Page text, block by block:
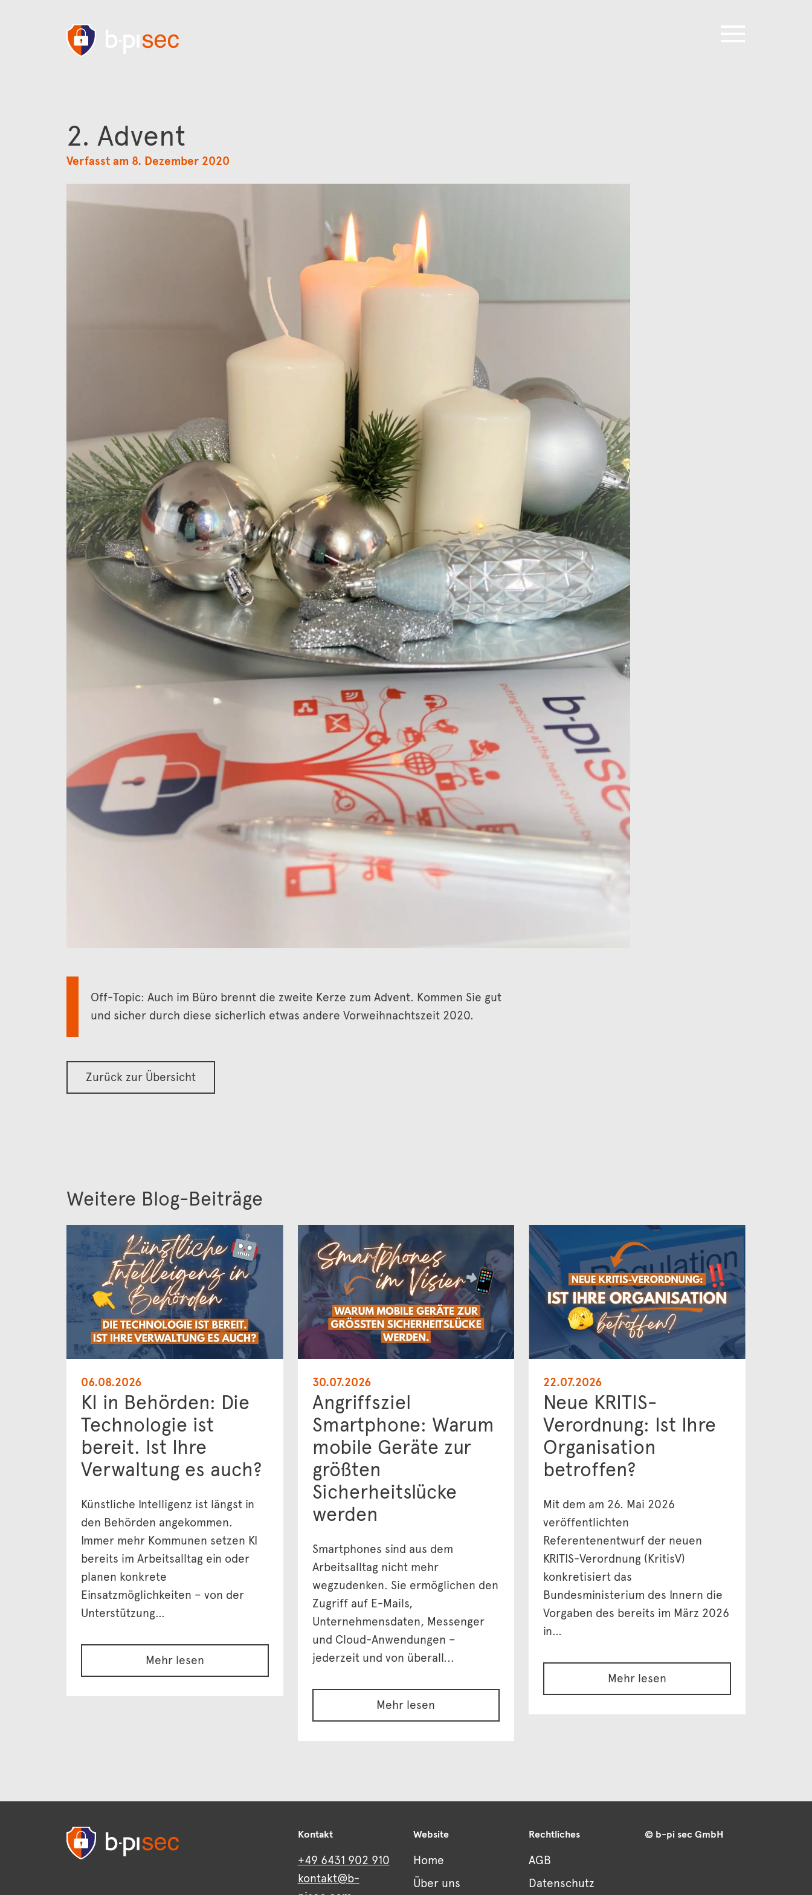
2. Advent
Verfasst am 8. Dezember 2020
Off-Topic: Auch im Büro brennt die zweite Kerze zum Advent. Kommen Sie gut
und sicher durch diese sicherlich etwas andere Vorweihnachtszeit 2020.
Zurück zur Übersicht
Weitere Blog-Beiträge
06.08.2026
KI in Behörden: Die
Technologie ist
bereit. Ist Ihre
Verwaltung es auch?
Künstliche Intelligenz ist längst in
den Behörden angekommen.
Immer mehr Kommunen setzen KI
bereits im Arbeitsalltag ein oder
planen konkrete
Einsatzmöglichkeiten – von der
Unterstützung…
Mehr lesen
30.07.2026
Angriffsziel
Smartphone: Warum
mobile Geräte zur
größten
Sicherheitslücke
werden
Smartphones sind aus dem
Arbeitsalltag nicht mehr
wegzudenken. Sie ermöglichen den
Zugriff auf E-Mails,
Unternehmensdaten, Messenger
und Cloud-Anwendungen –
jederzeit und von überall...
Mehr lesen
22.07.2026
Neue KRITIS-
Verordnung: Ist Ihre
Organisation
betroffen?
Mit dem am 26. Mai 2026
veröffentlichten
Referentenentwurf der neuen
KRITIS-Verordnung (KritisV)
konkretisiert das
Bundesministerium des Innern die
Vorgaben des bereits im März 2026
in…
Mehr lesen
Kontakt
+49 6431 902 910
kontakt@b-
Website
Home
Über uns
Rechtliches
AGB
Datenschutz
© b-pi sec GmbH